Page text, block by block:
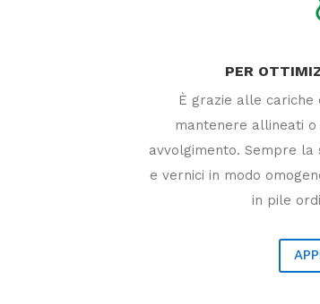
PER
È grazie alle
mantenere allineati
avvolgimento. Sempre
e vernici in modo
in pile